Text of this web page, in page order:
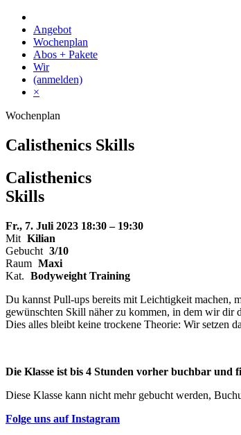
Skip
content
Angebot
Wochenplan
Abos + Pakete
Wir
(anmelden)
×
Wochenplan
Calisthenics Skills
Calisthenics
Skills
Fr., 7. Juli 2023 18:30 – 19:30
Mit Kilian
Gebucht 3/10
Raum Maxi
Kat. Bodyweight Training
Du kannst Pull-ups bereits mit Leichtigkeit machen,
gewünschten Skill näher zu kommen, in dem wir dir
Dies alles bleibt keine trockene Theorie: Wir setzen
Die Klasse ist bis 4 Stunden vorher buchbar und
Diese Klasse kann nicht mehr gebucht werden,
Folge uns auf Instagram